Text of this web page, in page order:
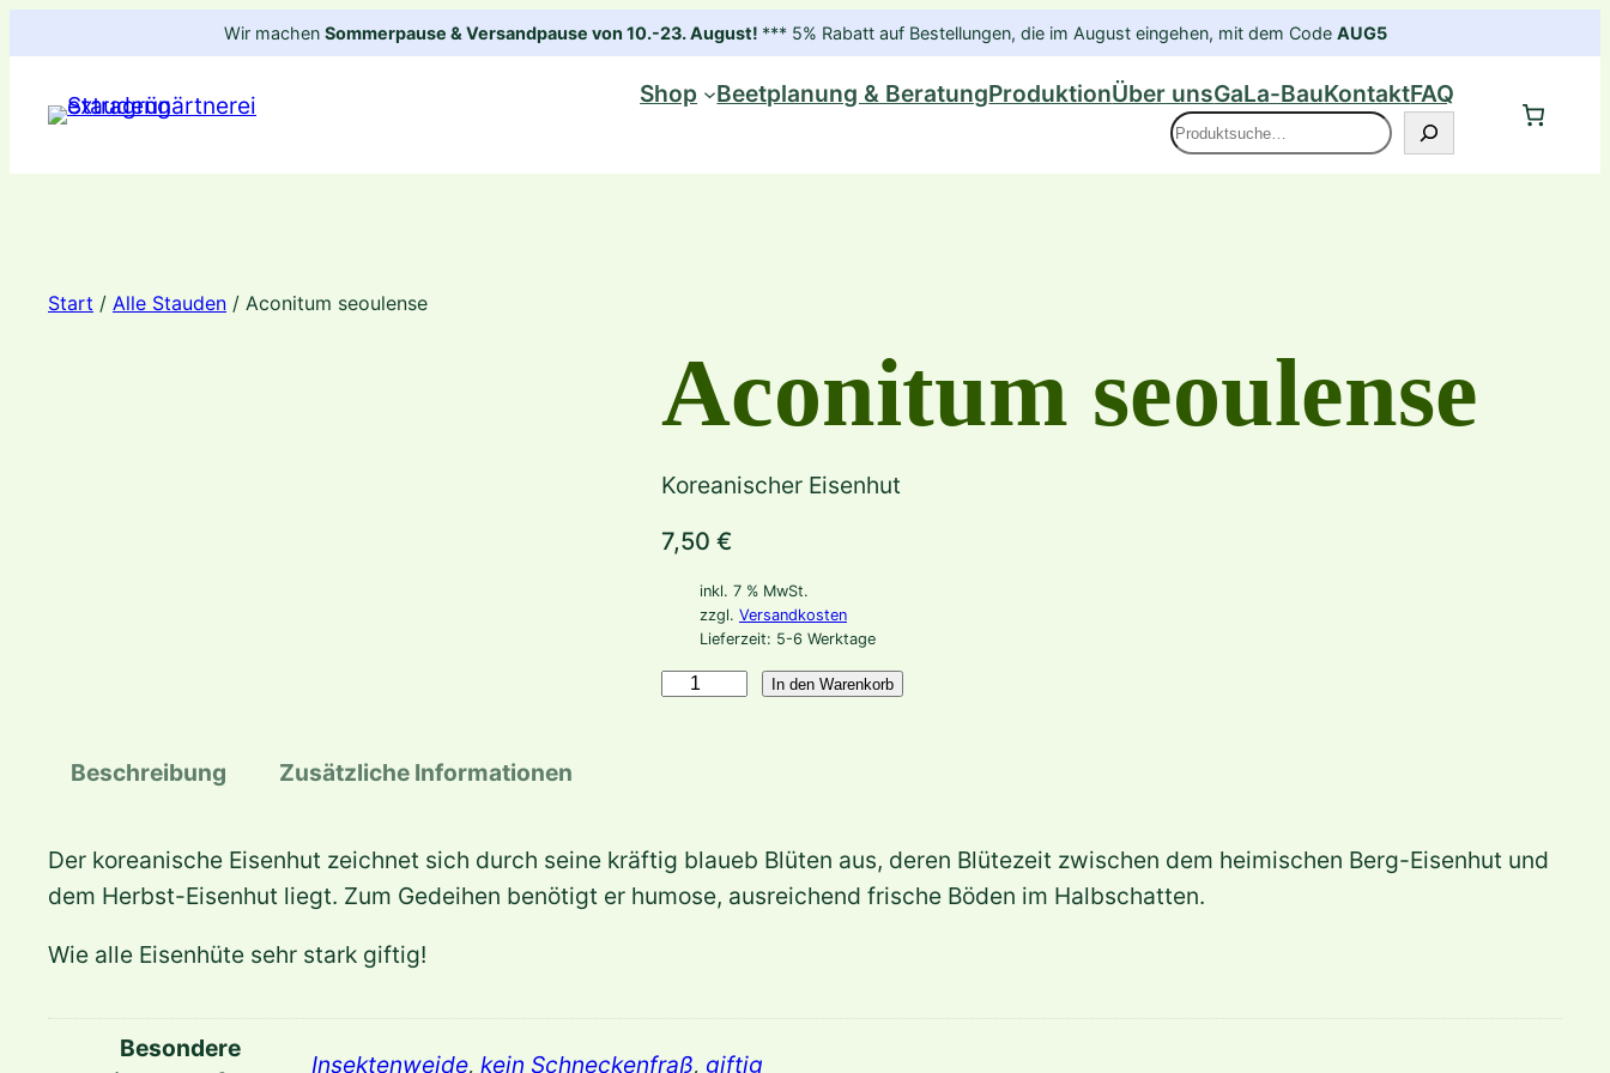
Inhalt
springen
Wir machen Sommerpause & Versandpause von 10.-23. August! *** 5% Rabatt auf Bestellungen, die im August eingehen, mit dem Code AUG5
Shop Beetplanung & BeratungProduktionÜber unsGaLa-BauKontaktFAQ
Suche
Start / Alle Stauden / Aconitum seoulense
Aconitum seoulense
Koreanischer Eisenhut
7,50 €
inkl. 7 % MwSt.
zzgl. Versandkosten
Lieferzeit: 5-6 Werktage
t
u
e
In den Warenkorb
Beschreibung Zusätzliche Informationen
Der koreanische Eisenhut zeichnet sich durch seine kräftig blaueb Blüten aus, deren Blütezeit zwischen dem heimischen Berg-Eisenhut und
dem Herbst-Eisenhut liegt. Zum Gedeihen benötigt er humose, ausreichend frische Böden im Halbschatten.
Wie alle Eisenhüte sehr stark giftig!
Besondere
Insektenweide, kein Schneckenfraß, giftig